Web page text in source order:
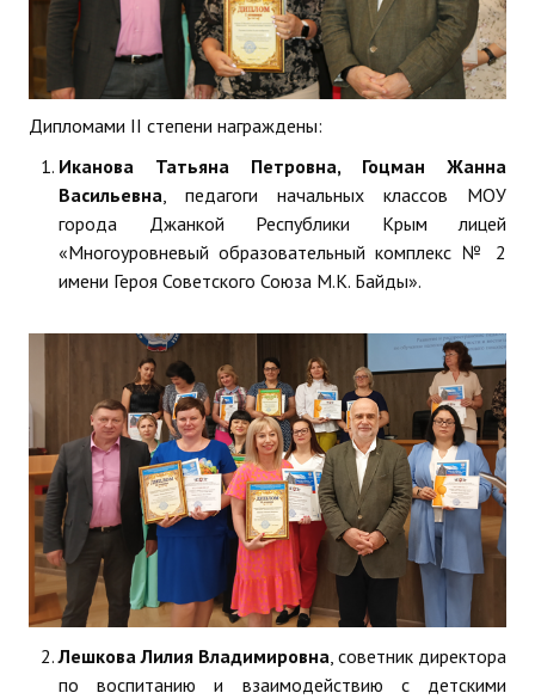
Дипломами II степени награждены:
Иканова Татьяна Петровна, Гоцман Жанна
Васильевна , педагоги начальных классов МОУ
города Джанкой Республики Крым лицей
«Многоуровневый образовательный комплекс № 2
имени Героя Советского Союза М.К. Байды».
Лешкова Лилия Владимировна , советник директора
по воспитанию и взаимодействию с детскими